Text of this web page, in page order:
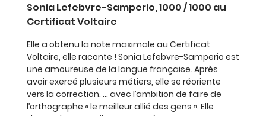
Sonia Lefebvre-Samperio, 1000 / 1000 au
Certificat Voltaire
Elle a obtenu la note maximale au Certificat
Voltaire, elle raconte ! Sonia Lefebvre-Samperio est
une amoureuse de la langue française. Après
avoir exercé plusieurs métiers, elle se réoriente
vers la correction. … avec l’ambition de faire de
l’orthographe « le meilleur allié des gens ». Elle